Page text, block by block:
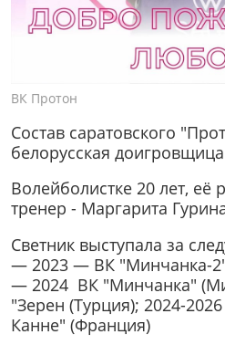
ВК Протон
Состав саратовского
белорусская
Волейболистке 20 лет, её
тренер - Маргарита
Светник выступала за
— 2023 — ВК "Минчанка-
— 2024 ВК "Минчанка"
"Зерен (Турция); 2024-
Канне" (Франция)